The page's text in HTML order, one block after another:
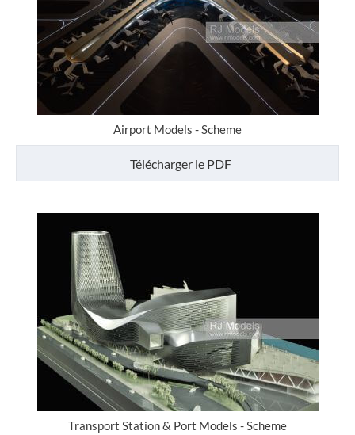
Airport Models - Scheme
Télécharger le PDF
Transport Station & Port Models - Scheme